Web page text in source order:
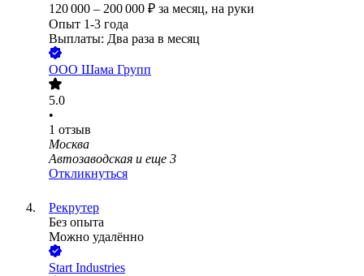
120 000 – 200 000 ₽ за месяц, на руки
Опыт 1-3 года
Выплаты: Два раза в месяц
ООО Шама Групп
5.0
•
1 отзыв
Москва
Автозаводская и еще 3
Откликнуться
Рекрутер
Без опыта
Можно удалённо
Start Industries